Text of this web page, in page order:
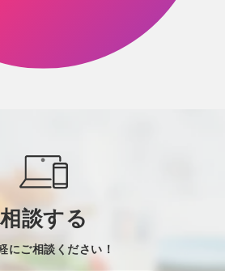
相談する
にご相談ください！